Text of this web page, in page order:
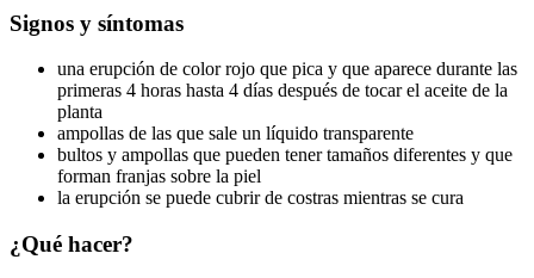
Signos y síntomas
una erupción de color rojo que pica y que aparece durante las
primeras 4 horas hasta 4 días después de tocar el aceite de la
planta
ampollas de las que sale un líquido transparente
bultos y ampollas que pueden tener tamaños diferentes y que
forman franjas sobre la piel
la erupción se puede cubrir de costras mientras se cura
¿Qué hacer?